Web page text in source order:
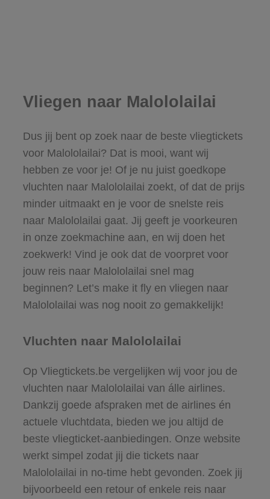
Vliegen naar Malololailai
Dus jij bent op zoek naar de beste vliegtickets
voor Malololailai? Dat is mooi, want wij
hebben ze voor je! Of je nu juist goedkope
vluchten naar Malololailai zoekt, of dat de prijs
minder uitmaakt en je voor de snelste reis
naar Malololailai gaat. Jij geeft je voorkeuren
in onze zoekmachine aan, en wij doen het
zoekwerk! Vind je ook dat de voorpret voor
jouw reis naar Malololailai snel mag
beginnen? Let’s make it fly en vliegen naar
Malololailai was nog nooit zo gemakkelijk!
Vluchten naar Malololailai
Op Vliegtickets.be vergelijken wij voor jou de
vluchten naar Malololailai van álle airlines.
Dankzij goede afspraken met de airlines én
actuele vluchtdata, bieden we jou altijd de
beste vliegticket-aanbiedingen. Onze website
werkt simpel zodat jij die tickets naar
Malololailai in no-time hebt gevonden. Zoek jij
bijvoorbeeld een retour of enkele reis naar